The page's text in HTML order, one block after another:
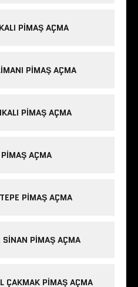
PIMAŞ AÇMA
PIMAŞ AÇMA
PIMAŞ AÇMA
AÇMA
PIMAŞ AÇMA
SINAN PIMAŞ AÇMA
ÇAKMAK PIMAŞ AÇMA